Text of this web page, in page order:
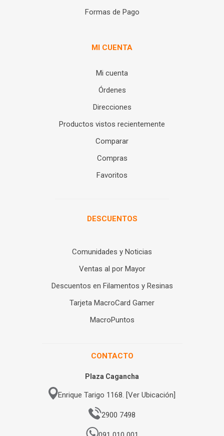
Formas de Pago
MI CUENTA
Mi cuenta
Órdenes
Direcciones
Productos vistos recientemente
Comparar
Compras
Favoritos
DESCUENTOS
Comunidades y Noticias
Ventas al por Mayor
Descuentos en Filamentos y Resinas
Tarjeta MacroCard Gamer
MacroPuntos
CONTACTO
Plaza Cagancha
Enrique Tarigo 1168. [Ver Ubicación]
2900 7498